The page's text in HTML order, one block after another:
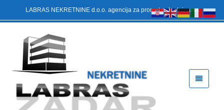
LABRAS NEKRETNINE d.o.o. agencija za promet nekretninama